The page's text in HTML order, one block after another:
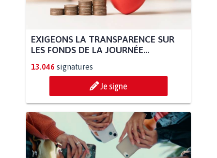
EXIGEONS LA TRANSPARENCE SUR
LES FONDS DE LA JOURNÉE...
13.046 signatures
Je signe